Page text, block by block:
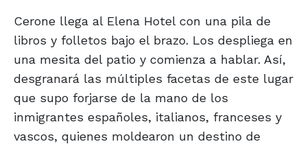
Cerone llega al Elena Hotel con una pila de
libros y folletos bajo el brazo. Los despliega en
una mesita del patio y comienza a hablar. Así,
desgranará las múltiples facetas de este lugar
que supo forjarse de la mano de los
inmigrantes españoles, italianos, franceses y
vascos, quienes moldearon un destino de